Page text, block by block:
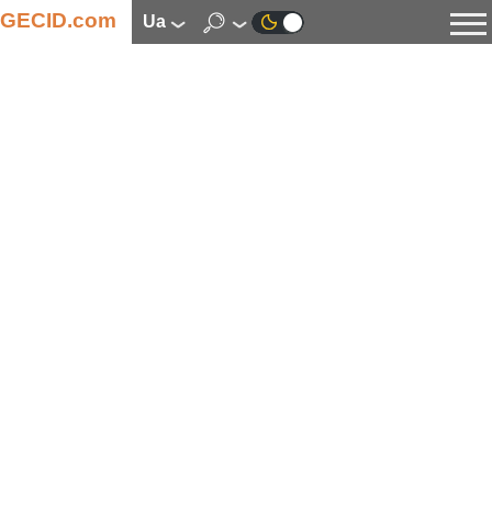
GECID.com ua